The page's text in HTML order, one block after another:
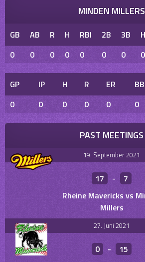
MINDEN MILLERS
GB AB R H RBI 2B 3B
0
0 0 0 0 0 0 0
GP IP H R ER BB
0
0 0 0 0 0
PAST MEETINGS
19. September 2021
17 -
7
Rheine Mavericks vs
Millers
27. Juni 2021
0 -
15